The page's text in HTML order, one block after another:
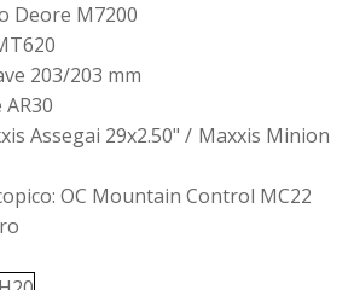
Deore M7200
203/203 mm
AR30
Assegai 29x2.50" / Maxxis Minion
OC Mountain Control MC22